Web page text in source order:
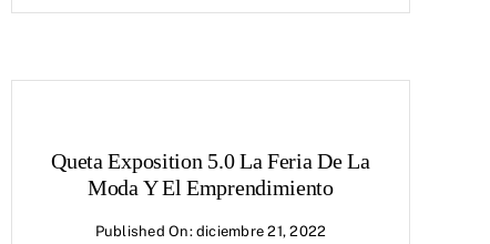
Queta Exposition 5.0 La Feria De La
Moda Y El Emprendimiento
Published On: diciembre 21, 2022